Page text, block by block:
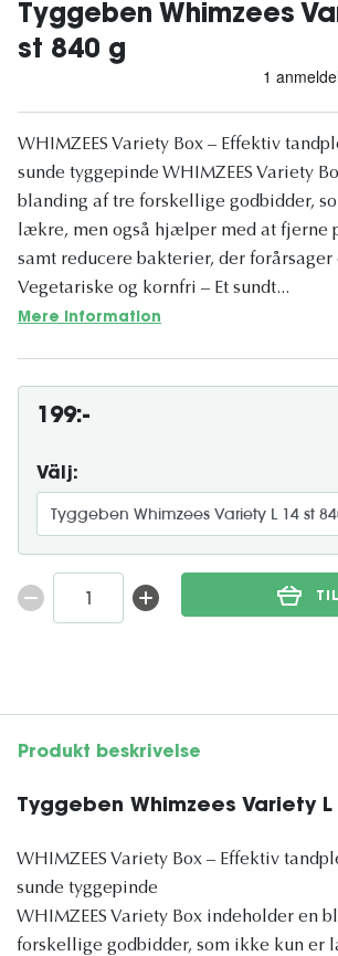
Tyggeben Whimzees
st 840 g
WHIMZEES Variety Box – Effektiv
sunde tyggepinde WHIMZEES Variety
blanding af tre forskellige godbidder,
lækre, men også hjælper med at fjerne
samt reducere bakterier, der forårsager
Vegetariske og kornfri – Et sundt...
Mere information
199:-
Välj:
Produkt beskrivelse
Tyggeben Whimzees Variety
WHIMZEES Variety Box – Effektiv
sunde tyggepinde
WHIMZEES Variety Box indeholder en
forskellige godbidder, som ikke kun er